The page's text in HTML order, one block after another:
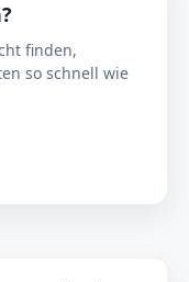
finden,
so schnell wie